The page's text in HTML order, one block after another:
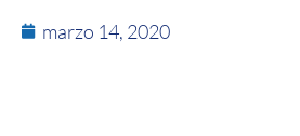
marzo 14, 2020